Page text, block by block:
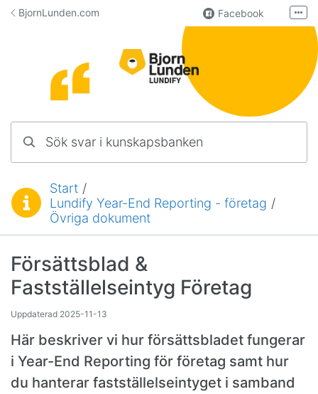
Hoppa till innehåll
BjornLunden.com Facebook
Kontakta oss
Manualer för övriga program
Fler
Du är här:
Start /
Lundify Year-End Reporting - företag /
Övriga dokument
Försättsblad &
Fastställelseintyg Företag
Uppdaterad 2025-11-13
Här beskriver vi hur försättsbladet fungerar
i Year-End Reporting för företag samt hur
du hanterar fastställelseintyget i samband